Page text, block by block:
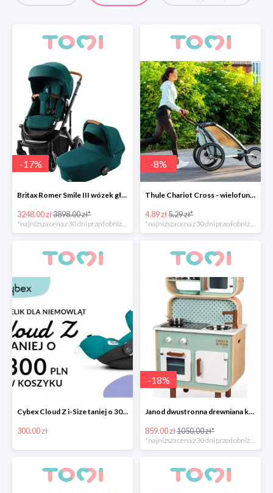
-17%
Britax Romer Smile III wózek głęboko-spacerowy
3248.00 zł3898.00 zł*
*najniższa cena z 30 dni przed obniżką
-8%
Thule Chariot Cross - wielofunkcyjna przyczepka sportowa
4.89 zł5.29 zł*
*najniższa cena z 30 dni przed obniżką
Cybex Cloud Z i-Size taniej o 300zł
300.00 zł
-18%
Janod dwustronna drewniana kuchnia z pralką 2w1
859.00 zł1050.00 zł*